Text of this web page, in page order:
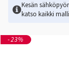
Kesän
katso kaikki
-23%